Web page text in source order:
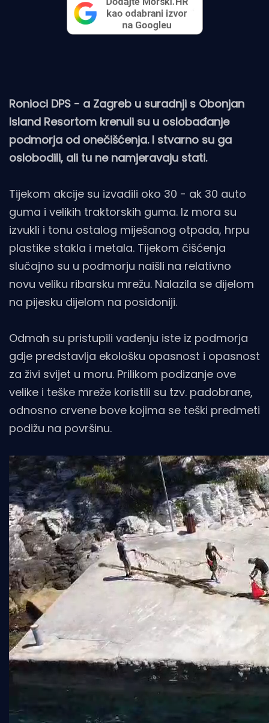
Ronioci DPS - a Zagreb u suradnji s Obonjan
Island Resortom krenuli su u oslobađanje
podmorja od onečišćenja. I stvarno su ga
oslobodili, ali tu ne namjeravaju stati.
Tijekom akcije su izvadili oko 30 - ak 30 auto
guma i velikih traktorskih guma. Iz mora su
izvukli i tonu ostalog miješanog otpada, hrpu
plastike stakla i metala. Tijekom čišćenja
slučajno su u podmorju naišli na relativno
novu veliku ribarsku mrežu. Nalazila se dijelom
na pijesku dijelom na posidoniji.
Odmah su pristupili vađenju iste iz podmorja
gdje predstavlja ekološku opasnost i opasnost
za živi svijet u moru. Prilikom podizanje ove
velike i teške mreže koristili su tzv. padobrane,
odnosno crvene bove kojima se teški predmeti
podižu na površinu.